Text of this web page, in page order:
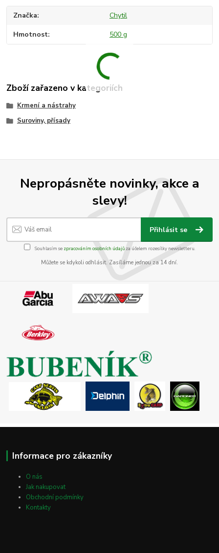
Značka Chytil
Hmotnost 500 g
Zboží zařazeno v kategoriích
Krmení a nástrahy
Suroviny, přísady
Nepropásněte novinky, akce a
slevy!
Přihlásit se
Souhlasím se zpracováním osobních údajůza účelem rozesílky newsletteru.
Můžete se kdykoli odhlásit. Zasíláme jednou za 14 dní.
Informace pro zákazníky
O nás
Jak nakupovat
Obchodní podmínky
Kontakty